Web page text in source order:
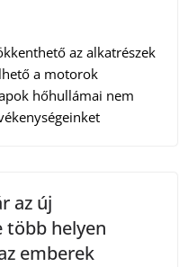
az alkatrészek
a motorok
hőhullámai nem
az új
több helyen
emberek